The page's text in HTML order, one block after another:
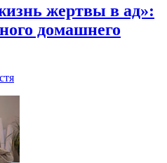
жертвы в ад»:
домашнего